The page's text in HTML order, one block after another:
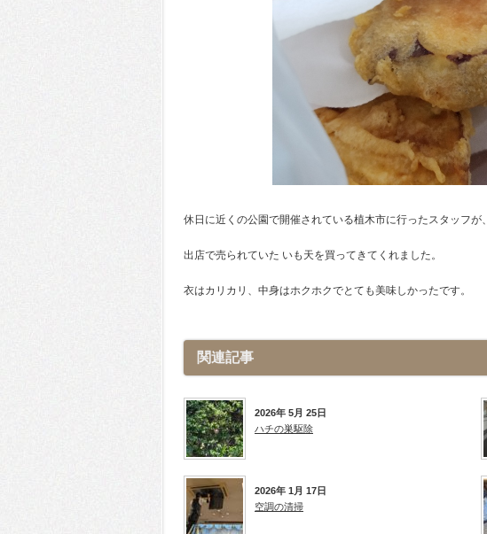
休日に近くの公園で開催されている植木市に行ったスタッフが、
出店で売られていた いも天を買ってきてくれました。
衣はカリカリ、中身はホクホクでとても美味しかったです。
関連記事
2026年 5月 25日
ハチの巣駆除
2026年 1月 17日
空調の清掃